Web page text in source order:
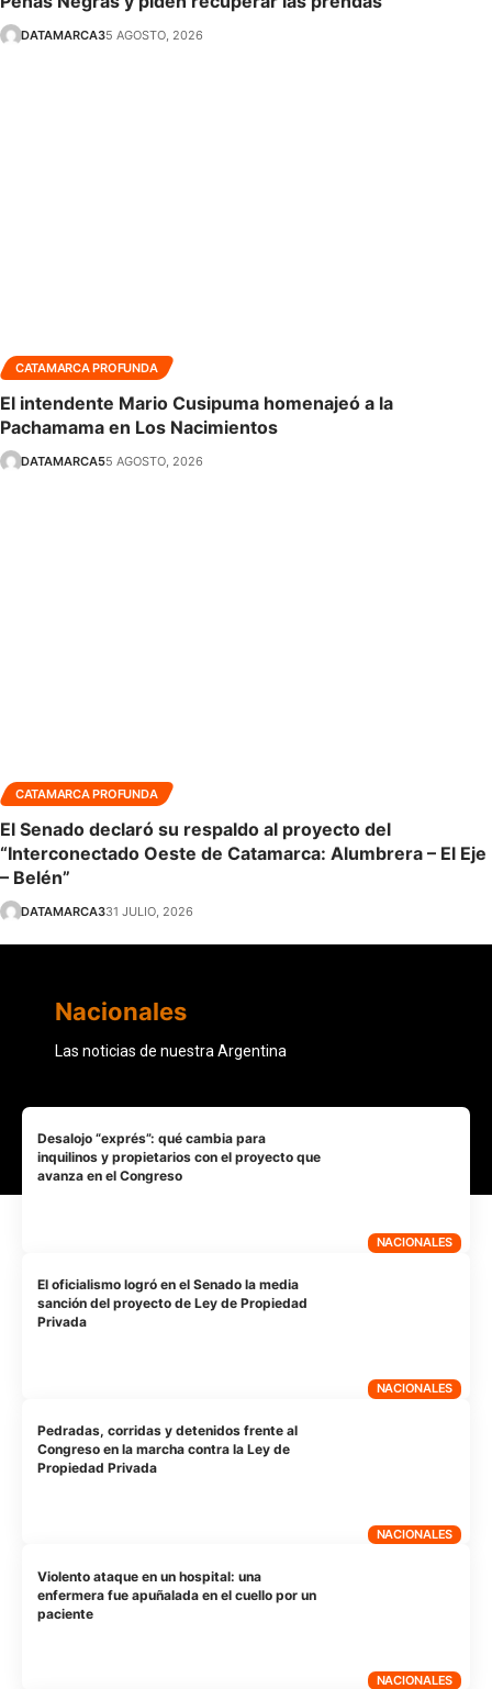
DATAMARCA35 AGOSTO, 2026
CATAMARCA PROFUNDA
El intendente Mario Cusipuma homenajeó a la
Pachamama en Los Nacimientos
DATAMARCA55 AGOSTO, 2026
CATAMARCA PROFUNDA
El Senado declaró su respaldo al proyecto del
“Interconectado Oeste de Catamarca: Alumbrera – El Eje
– Belén”
DATAMARCA331 JULIO, 2026
Nacionales
Las noticias de nuestra Argentina
NACIONALES
Desalojo “exprés”: qué cambia para
inquilinos y propietarios con el proyecto que
avanza en el Congreso
NACIONALES
El oficialismo logró en el Senado la media
sanción del proyecto de Ley de Propiedad
Privada
NACIONALES
Pedradas, corridas y detenidos frente al
Congreso en la marcha contra la Ley de
Propiedad Privada
NACIONALES
Violento ataque en un hospital: una
enfermera fue apuñalada en el cuello por un
paciente